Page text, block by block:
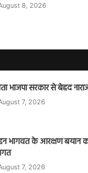
8, 2026
भाजपा सरकार से बेहद
7, 2026
भागवत के आरक्षण बयान
7, 2026